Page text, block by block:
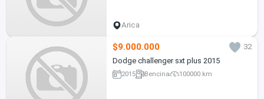
Arica
$9.000.000
32
Dodge challenger sxt plus 2015
2015 Bencina 100000 km